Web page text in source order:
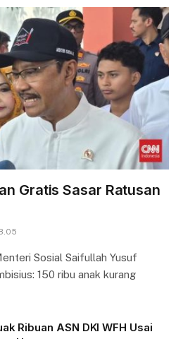
Gratis Sasar Ratusan
Sosial Saifullah Yusuf
150 ribu anak kurang
Ribuan ASN DKI WFH Usai